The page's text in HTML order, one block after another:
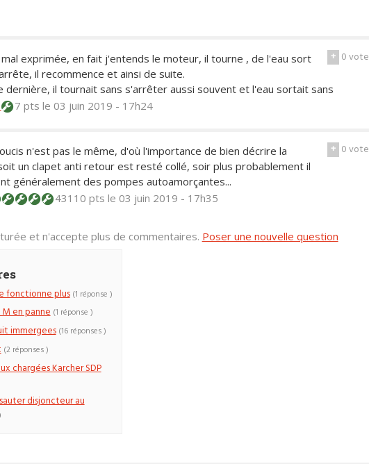
+ 0vote
exprimée, en fait j'entends le moteur, il tourne , de l'eau sort
il recommence et ainsi de suite.
dernière, il tournait sans s'arrêter aussi souvent et l'eau sortait sans
7 pts le 03 juin 2019 - 17h24
+ 0vote
n'est pas le même, d'où l'importance de bien décrire la
un clapet anti retour est resté collé, soir plus probablement il
généralement des pompes autoamorçantes...
43110 pts le 03 juin 2019 - 17h35
et n'accepte plus de commentaires. Poser une nouvelle question
fonctionne plus (1 réponse )
M en panne (1 réponse )
immergees (16 réponses )
(2 réponses )
chargées Karcher SDP
disjoncteur au